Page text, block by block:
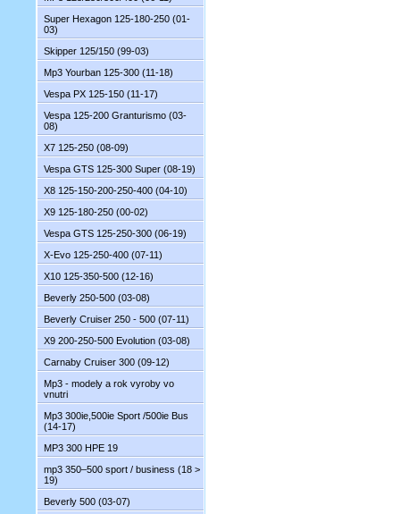
Super Hexagon 125-180-250 (01-
03)
Skipper 125/150 (99-03)
Mp3 Yourban 125-300 (11-18)
Vespa PX 125-150 (11-17)
Vespa 125-200 Granturismo (03-
08)
X7 125-250 (08-09)
Vespa GTS 125-300 Super (08-19)
X8 125-150-200-250-400 (04-10)
X9 125-180-250 (00-02)
Vespa GTS 125-250-300 (06-19)
X-Evo 125-250-400 (07-11)
X10 125-350-500 (12-16)
Beverly 250-500 (03-08)
Beverly Cruiser 250 - 500 (07-11)
X9 200-250-500 Evolution (03-08)
Carnaby Cruiser 300 (09-12)
Mp3 - modely a rok vyroby vo
vnutri
Mp3 300ie,500ie Sport /500ie Bus
(14-17)
MP3 300 HPE 19
mp3 350–500 sport / business (18 >
19)
Beverly 500 (03-07)